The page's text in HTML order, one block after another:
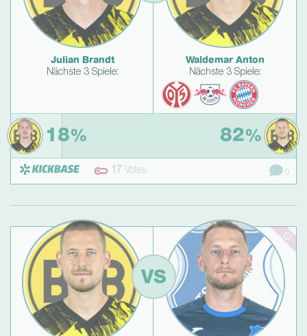
Julian Brandt
Nächste 3 Spiele:
Waldemar Anton
Nächste 3 Spiele:
18% 82%
17 Votes 0
VS